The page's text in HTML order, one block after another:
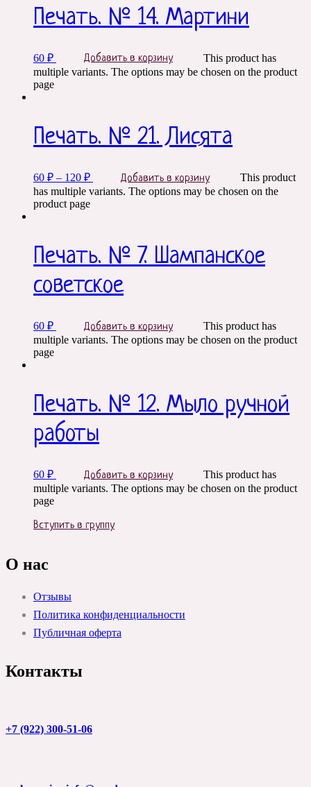
Печать. № 14. Мартини
60 ₽ Добавить в корзину
This product has
multiple variants. The options may be chosen on the product
page
Печать. № 21. Лисята
60 ₽ – 120 ₽ Добавить в корзину
This product
has multiple variants. The options may be chosen on the
product page
Печать. № 7. Шампанское
советское
60 ₽ Добавить в корзину
This product has
multiple variants. The options may be chosen on the product
page
Печать. № 12. Мыло ручной
работы
60 ₽ Добавить в корзину
This product has
multiple variants. The options may be chosen on the product
page
Вступить в группу
О нас
Отзывы
Политика конфиденциальности
Публичная оферта
Контакты
+7 (922) 300-51-06